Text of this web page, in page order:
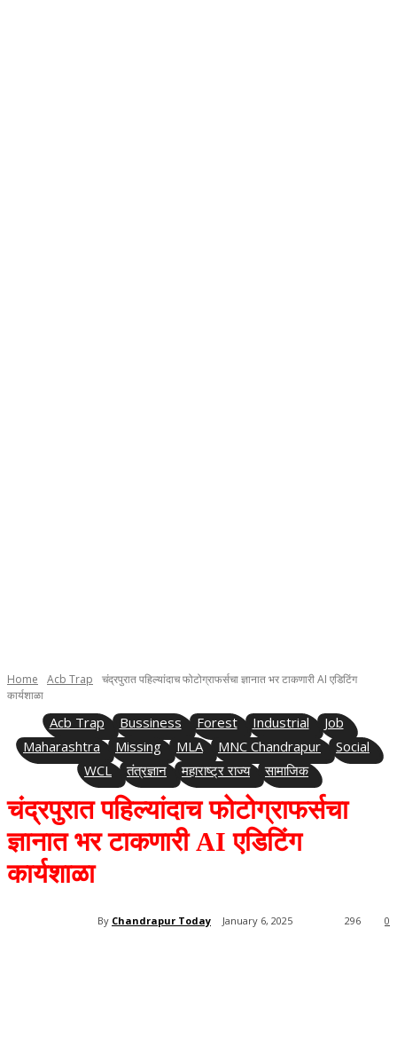
Home Acb Trap
चंद्रपुरात पहिल्यांदाच फोटोग्राफर्सचा ज्ञानात भर टाकणारी AI एडिटिंग
कार्यशाळा
Acb Trap Bussiness Forest Industrial
Job
Maharashtra
Missing MLA MNC Chandrapur
Social
WCL
तंत्रज्ञान महाराष्ट्र राज्य सामाजिक
चंद्रपुरात पहिल्यांदाच फोटोग्राफर्सचा
ज्ञानात भर टाकणारी AI एडिटिंग
कार्यशाळा
By Chandrapur Today January 6, 2025 0
296